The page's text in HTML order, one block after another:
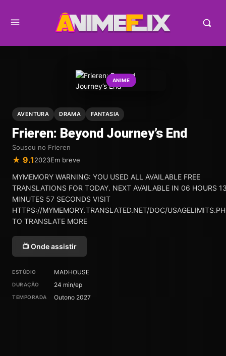
ANIME
AVENTURA DRAMA FANTASIA
Frieren: Beyond Journey’s End
Sousou no Frieren
★ 9.12023Em breve
MYMEMORY WARNING: YOU USED ALL AVAILABLE FREE
TRANSLATIONS FOR TODAY. NEXT AVAILABLE IN 06 HOURS
MINUTES 57 SECONDS VISIT
HTTPS://MYMEMORY.TRANSLATED.NET/DOC/
TO TRANSLATE MORE
📺 Onde assistir
ESTÚDIO MADHOUSE
DURAÇÃO 24 min/ep
TEMPORADA Outono 2027